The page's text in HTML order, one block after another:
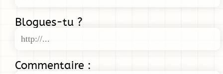
Blogues-tu ?
Commentaire :